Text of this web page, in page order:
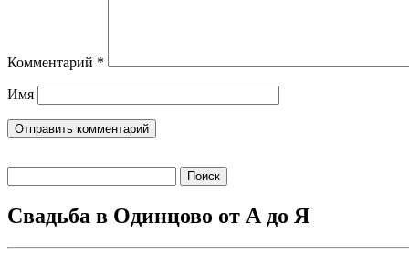
Комментарий *
Имя
Свадьба в Одинцово от А до Я